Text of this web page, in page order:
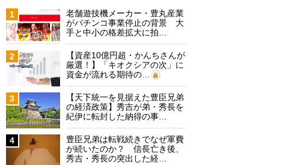
1
老舗遊技機メーカー・豊丸産業
がパチンコ事業停止の背景 大
手と中小の格差拡大に拍…
2
【資産10億円超・かんちさんが
厳選！】「キオクシアの次」に
資金が流れる期待の…
3
【天下統一を見据えた豊臣兄弟
の経済政策】秀吉が弟・秀長を
紀伊に転封した納得の事…
4
豊臣兄弟は転戦続きでなぜ軍費
が続いたのか？ 信長亡き後、
秀吉・秀長の突出した経…